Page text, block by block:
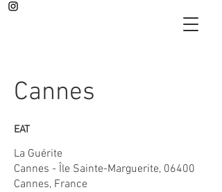
Cannes
EAT
La Guérite
Cannes - Île Sainte-Marguerite, 06400
Cannes, France